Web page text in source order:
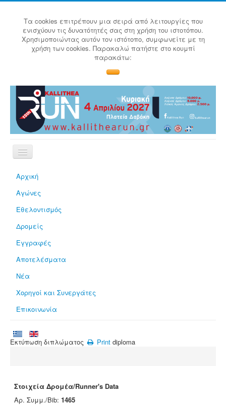
Τα cookies επιτρέπουν μια σειρά από λειτουργίες που
ενισχύουν τις δυνατότητές σας στη χρήση του ιστοτόπου.
Χρησιμοποιώντας αυτόν τον ιστότοπο, συμφωνείτε με τη
χρήση των cookies. Παρακαλώ πατήστε στο κουμπί
παρακάτω:
Αρχική
Αγώνες
Εθελοντισμός
Δρομείς
Εγγραφές
Αποτελέσματα
Νέα
Χορηγοί και Συνεργάτες
Επικοινωνία
Εκτύπωση διπλώματος Print diploma
Στοιχεία Δρομέα/Runner's Data
Αρ. Συμμ./Bib: 1465